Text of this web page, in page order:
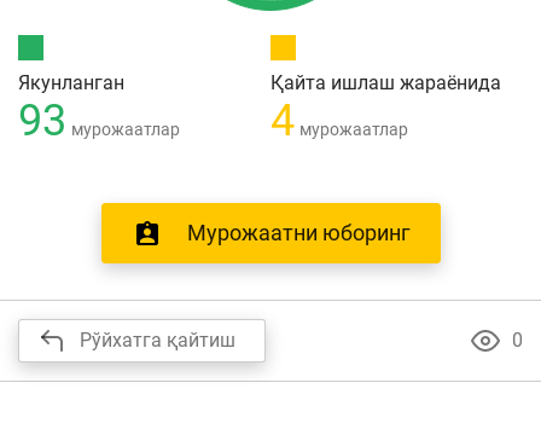
Якунланган
93 мурожаатлар
Қайта ишлаш жараёнида
4 мурожаатлар
Мурожаатни юборинг
Рўйхатга қайтиш 0